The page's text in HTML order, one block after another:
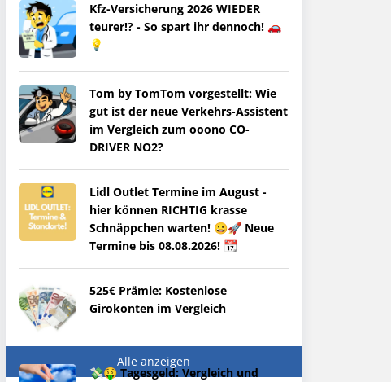
Kfz-Versicherung 2026 WIEDER
teurer!? - So spart ihr dennoch! 🚗
💡
Tom by TomTom vorgestellt: Wie
gut ist der neue Verkehrs-Assistent
im Vergleich zum ooono CO-
DRIVER NO2?
Lidl Outlet Termine im August -
hier können RICHTIG krasse
Schnäppchen warten! 😀🚀 Neue
Termine bis 08.08.2026! 📆
525€ Prämie: Kostenlose
Girokonten im Vergleich
Alle anzeigen
💸🤑 Tagesgeld: Vergleich und